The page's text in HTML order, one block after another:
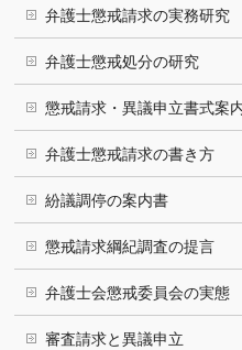
弁護士懲戒請求の実務研究
弁護士懲戒処分の研究
懲戒請求・異議申立書式案
弁護士懲戒請求の書き方
紛議調停の案内書
懲戒請求綱紀調査の提言
弁護士会懲戒委員会の実態
審査請求と異議申立